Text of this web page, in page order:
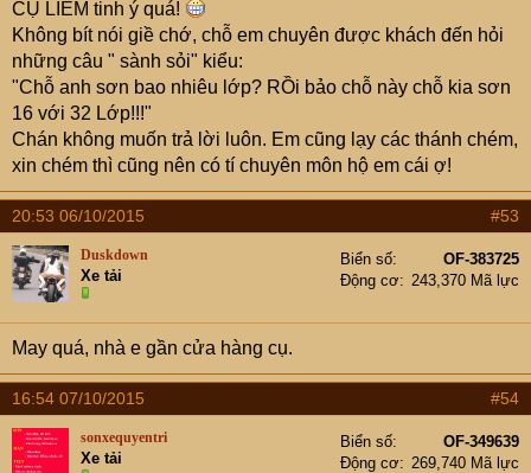
CỤ LIÊM tinh ý quá!
Không bít nói giề chớ, chỗ em chuyên được khách đến hỏi
những câu " sành sỏi" kiểu:
"Chỗ anh sơn bao nhiêu lớp? RỒi bảo chỗ này chỗ kia sơn
16 với 32 Lớp!!!"
Chán không muốn trả lời luôn. Em cũng lạy các thánh chém,
xin chém thì cũng nên có tí chuyên môn hộ em cái ợ!
20:53 06/10/2015 #53
Duskdown
Xe tải
Biển số
OF-383725
Động cơ
243,370 Mã lực
May quá, nhà e gần cửa hàng cụ.
16:54 07/10/2015 #54
sonxequyentri
Xe tải
Biển số
OF-349639
Động cơ
269,740 Mã lực